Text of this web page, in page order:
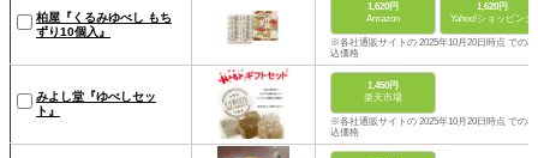
柏屋『くるみゆべし もち
ずり10個入』
1,620円
Amazon
1,620円
Yahoo!ショッピング
※各社通販サイトの 2025年10月20日時点 での税
込価格
みよし堂『ゆべしセッ
ト』
1,450円
楽天市場
※各社通販サイトの 2025年10月20日時点 での税
込価格